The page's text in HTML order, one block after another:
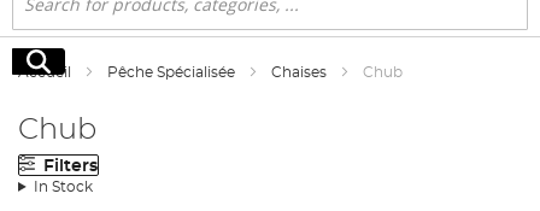
Rechercher
Rechercher
Accueil Pêche Spécialisée Chaises Chub
Chub
Filters
In Stock